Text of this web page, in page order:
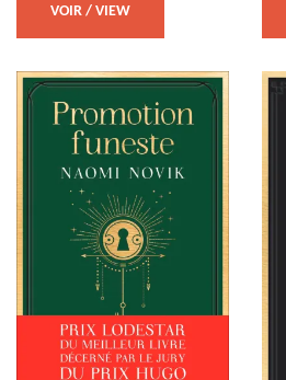
VOIR / VIEW